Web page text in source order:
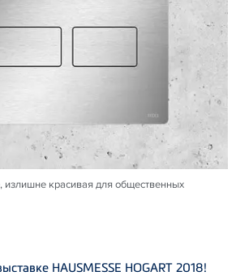
красивая для общественных
HAUSMESSE HOGART 2018!